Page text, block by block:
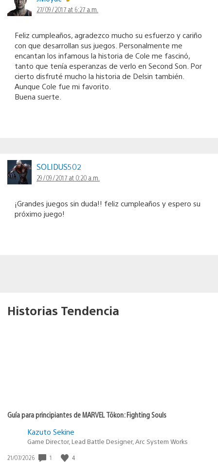
27/09/2017 at 6:27 a.m.
Feliz cumpleaños, agradezco mucho su esfuerzo y cariño
con que desarrollan sus juegos. Personalmente me
encantan los infamous la historia de Cole me fascinó,
tanto que tenía esperanzas de verlo en Second Son. Por
cierto disfruté mucho la historia de Delsin también.
Aunque Cole fue mi favorito.
Buena suerte.
SOLIDUS502
29/09/2017 at 0:20 a.m.
¡Grandes juegos sin duda!! feliz cumpleaños y espero su
próximo juego!
Historias Tendencia
Guía para principiantes de MARVEL Tōkon: Fighting Souls
Kazuto Sekine
Game Director, Lead Battle Designer, Arc System Works
Fecha
21/07/2026 1 4